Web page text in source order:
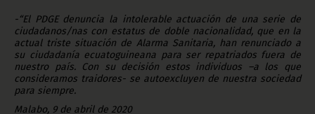
-“El PDGE denuncia la intolerable actuación de una serie de
ciudadanos/nas con estatus de doble nacionalidad, que en la
actual triste situación de Alarma Sanitaria, han renunciado a
su ciudadanía ecuatoguineana para ser repatriados fuera de
nuestro país. Con su decisión estos individuos –a los que
consideramos traidores- se autoexcluyen de nuestra sociedad
para siempre.
Malabo, 9 de abril de 2020